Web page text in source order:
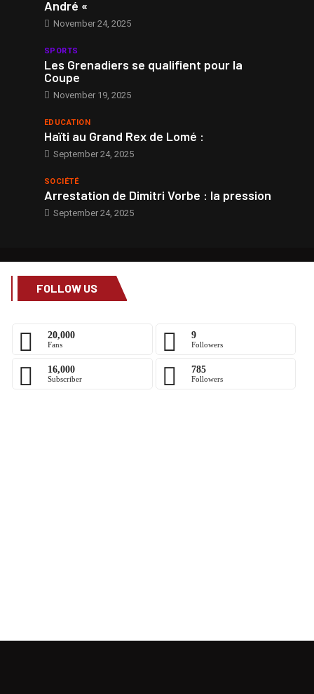
André «
November 24, 2025
SPORTS
Les Grenadiers se qualifient pour la
Coupe
November 19, 2025
EDUCATION
Haïti au Grand Rex de Lomé :
September 24, 2025
SOCIÉTÉ
Arrestation de Dimitri Vorbe : la pression
September 24, 2025
FOLLOW US
20,000
Fans
9
Followers
16,000
Subscriber
785
Followers